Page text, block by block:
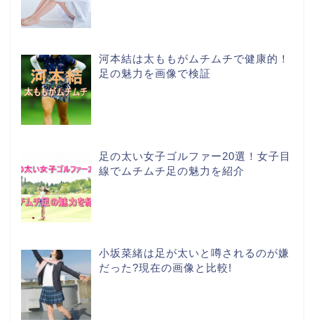
河本結は太ももがムチムチで健康的！
足の魅力を画像で検証
足の太い女子ゴルファー20選！女子目
線でムチムチ足の魅力を紹介
小坂菜緒は足が太いと噂されるのが嫌
だった?現在の画像と比較!